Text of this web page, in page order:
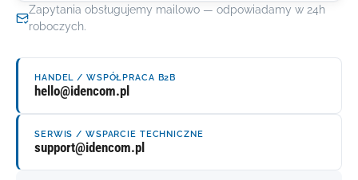
Zapytania obsługujemy mailowo — odpowiadamy w 24h
roboczych.
HANDEL / WSPÓŁPRACA B2B
hello@idencom.pl
SERWIS / WSPARCIE TECHNICZNE
support@idencom.pl